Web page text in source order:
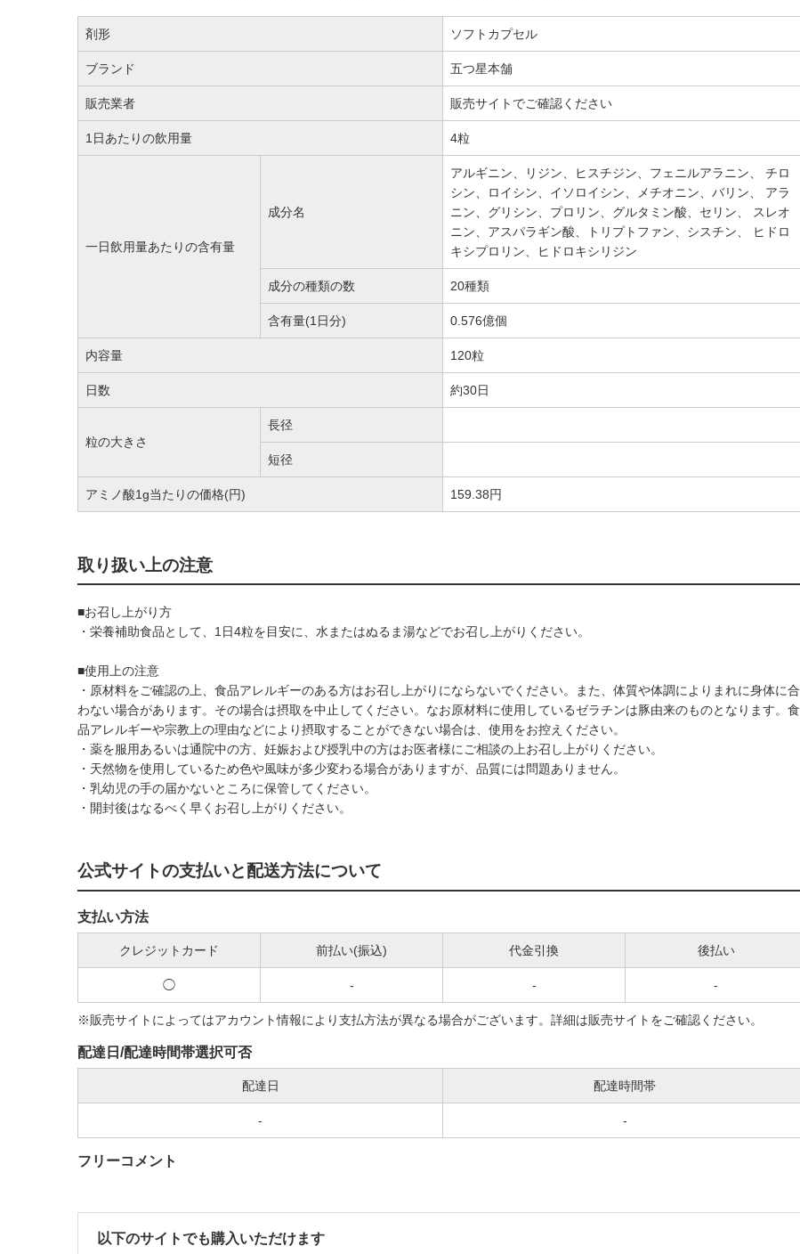
剤形 ソフトカプセル
ブランド 五つ星本舗
販売業者 販売サイトでご確認ください
1日あたりの飲用量 4粒
一日飲用量あたりの含有量
成分名
アルギニン、リジン、ヒスチジン、フェニルアラニン、 チロ
シン、ロイシン、イソロイシン、メチオニン、バリン、 アラ
ニン、グリシン、プロリン、グルタミン酸、セリン、 スレオ
ニン、アスパラギン酸、トリプトファン、シスチン、 ヒドロ
キシプロリン、ヒドロキシリジン
成分の種類の数 20種類
含有量(1日分) 0.576億個
内容量 120粒
日数 約30日
粒の大きさ
長径
短径
アミノ酸1g当たりの価格(円) 159.38円
取り扱い上の注意
■お召し上がり方
・栄養補助食品として、1日4粒を目安に、水またはぬるま湯などでお召し上がりください。
■使用上の注意
・原材料をご確認の上、食品アレルギーのある方はお召し上がりにならないでください。また、体質や体調によりまれに身体に合
わない場合があります。その場合は摂取を中止してください。なお原材料に使用しているゼラチンは豚由来のものとなります。食
品アレルギーや宗教上の理由などにより摂取することができない場合は、使用をお控えください。
・薬を服用あるいは通院中の方、妊娠および授乳中の方はお医者様にご相談の上お召し上がりください。
・天然物を使用しているため色や風味が多少変わる場合がありますが、品質には問題ありません。
・乳幼児の手の届かないところに保管してください。
・開封後はなるべく早くお召し上がりください。
公式サイトの支払いと配送方法について
支払い方法
クレジットカード 前払い(振込) 代金引換 後払い
◯ - - -
※販売サイトによってはアカウント情報により支払方法が異なる場合がございます。詳細は販売サイトをご確認ください。
配達日/配達時間帯選択可否
配達日 配達時間帯
- -
フリーコメント
以下のサイトでも購入いただけます